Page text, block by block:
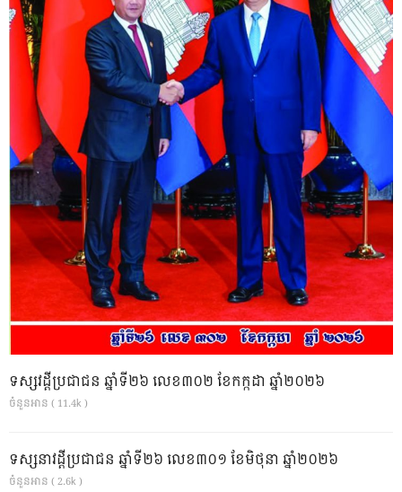
ទស្សវដ្តីប្រជាជន ឆ្នាំទី២៦ លេខ៣០២ ខែកក្កដា ឆ្នាំ២០២៦
ចំនួនអាន ( 11.4k )
ទស្សនាវដ្ដីប្រជាជន ឆ្នាំទី២៦ លេខ៣០១ ខែមិថុនា ឆ្នាំ២០២៦
ចំនួនអាន ( 2.6k )